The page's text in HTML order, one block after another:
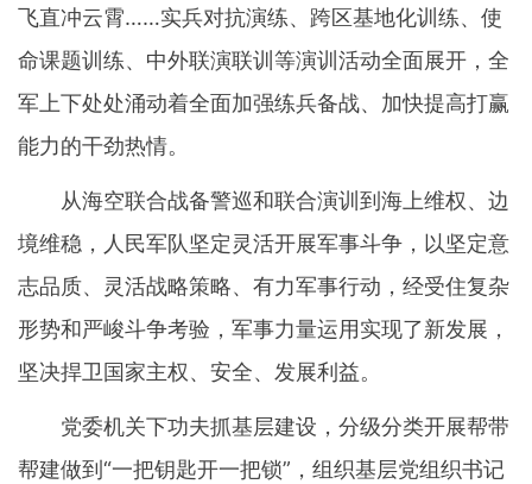
飞直冲云霄……实兵对抗演练、跨区基地化训练、使
命课题训练、中外联演联训等演训活动全面展开，全
军上下处处涌动着全面加强练兵备战、加快提高打赢
能力的干劲热情。
从海空联合战备警巡和联合演训到海上维权、边
境维稳，人民军队坚定灵活开展军事斗争，以坚定意
志品质、灵活战略策略、有力军事行动，经受住复杂
形势和严峻斗争考验，军事力量运用实现了新发展，
坚决捍卫国家主权、安全、发展利益。
党委机关下功夫抓基层建设，分级分类开展帮带
帮建做到“一把钥匙开一把锁”，组织基层党组织书记